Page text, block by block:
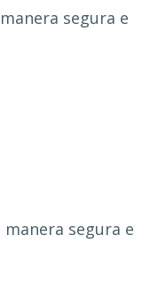
segura e
segura e